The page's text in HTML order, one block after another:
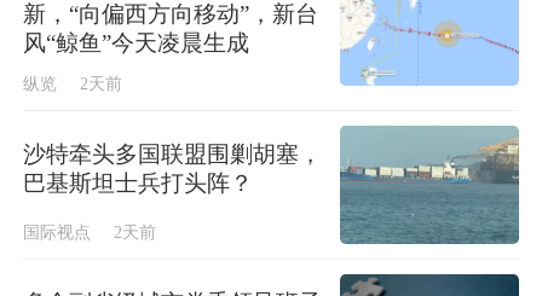
新，“向偏西方向移动”，新台
风“鲸鱼”今天凌晨生成
纵览 2天前
沙特牵头多国联盟围剿胡塞，
巴基斯坦士兵打头阵？
国际视点 2天前